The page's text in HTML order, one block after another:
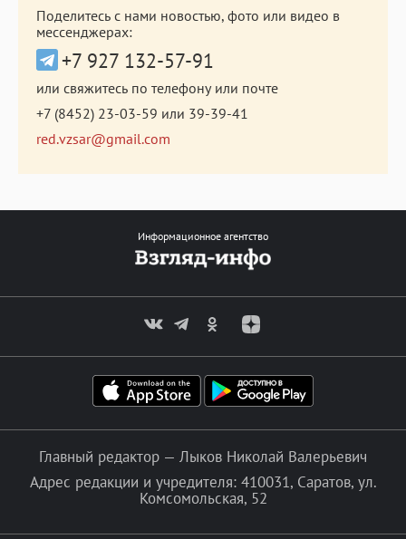
Поделитесь с нами новостью, фото или видео в
мессенджерах:
+7 927 132-57-91
или свяжитесь по телефону или почте
+7 (8452) 23-03-59 или 39-39-41
red.vzsar@gmail.com
Информационное агентство
Главный редактор — Лыков Николай Валерьевич
Адрес редакции и учредителя: 410031, Саратов, ул.
Комсомольская, 52